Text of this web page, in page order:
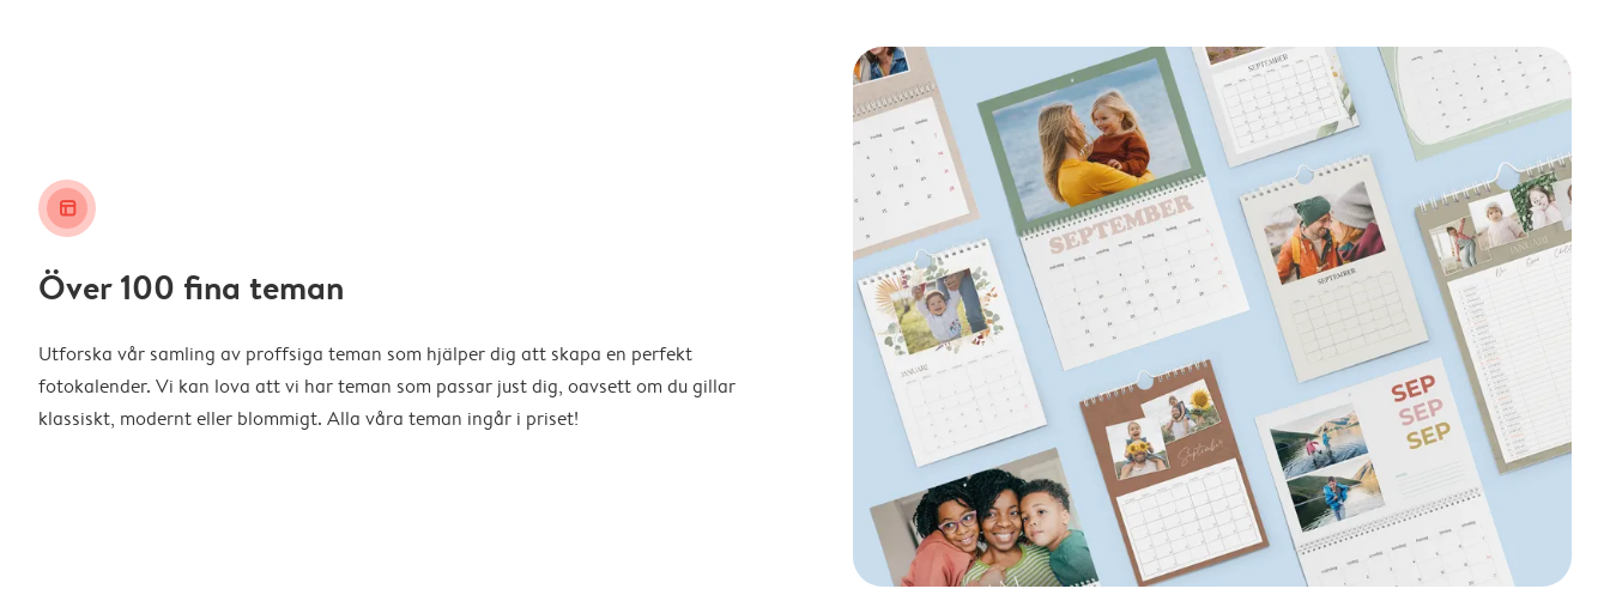
layout_alt
Över 100 fina teman
Utforska vår samling av proffsiga teman som hjälper dig att skapa en perfekt
fotokalender. Vi kan lova att vi har teman som passar just dig, oavsett om du gillar
klassiskt, modernt eller blommigt. Alla våra teman ingår i priset!